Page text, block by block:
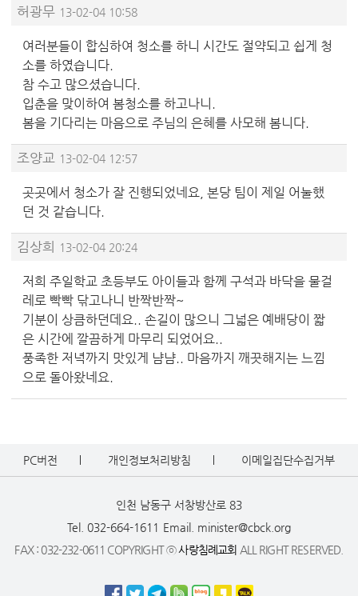
허광무 13-02-04 10:58
여러분들이 합심하여 청소를 하니 시간도 절약되고 쉽게 청
소를 하였습니다.
참 수고 많으셨습니다.
입춘을 맞이하여 봄청소를 하고나니.
봄을 기다리는 마음으로 주님의 은혜를 사모해 봄니다.
조양교 13-02-04 12:57
곳곳에서 청소가 잘 진행되었네요, 본당 팀이 제일 어눌했
던 것 같습니다.
김상희 13-02-04 20:24
저희 주일학교 초등부도 아이들과 함께 구석과 바닥을 물걸
레로 빡빡 닦고나니 반짝반짝~
기분이 상큼하던데요.. 손길이 많으니 그넓은 예배당이 짧
은 시간에 깔끔하게 마무리 되었어요..
풍족한 저녁까지 맛있게 냠냠.. 마음까지 깨끗해지는 느낌
으로 돌아왔네요.
PC버전 개인정보처리방침 이메일집단수집거부
인천 남동구 서창방산로 83
Tel. 032-664-1611 Email. minister@cbck.org
FAX : 032-232-0611 COPYRIGHT ⓒ사랑침례교회 ALL RIGHT RESERVED.